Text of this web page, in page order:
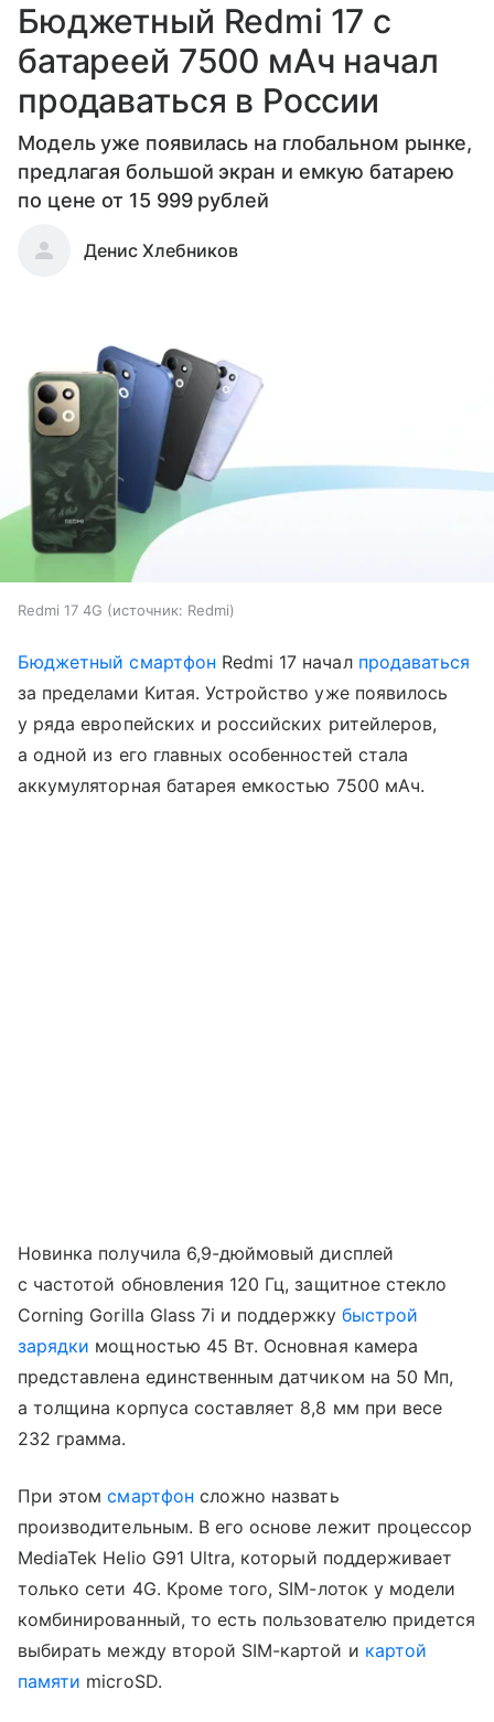
Бюджетный Redmi 17 с
батареей 7500 мАч начал
продаваться в России
Модель уже появилась на глобальном рынке,
предлагая большой экран и емкую батарею
по цене от 15 999 рублей
Денис Хлебников
Redmi 17 4G источник: Redmi
Бюджетный смартфон Redmi 17 начал продаваться
за пределами Китая. Устройство уже появилось
у ряда европейских и российских ритейлеров,
а одной из его главных особенностей стала
аккумуляторная батарея емкостью 7500 мАч.
Новинка получила 6,9-дюймовый дисплей
с частотой обновления 120 Гц, защитное стекло
Corning Gorilla Glass 7i и поддержку быстрой
зарядки мощностью 45 Вт. Основная камера
представлена единственным датчиком на 50 Мп,
а толщина корпуса составляет 8,8 мм при весе
232 грамма.
При этомсмартфон сложно назвать
производительным. В его основе лежит процессор
MediaTek Helio G91 Ultra, который поддерживает
только сети 4G. Кроме того, SIM-лоток у модели
комбинированный, то есть пользователю придется
выбирать между второй SIM-картой и картой
памяти microSD.